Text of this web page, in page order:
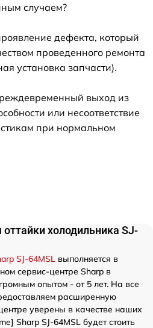
случаем?
дефекта, который
проведенного ремонта
установка запчасти).
выход из
или несоответствие
при нормальном
холодильника SJ-
SJ-64MSL выполняется в
сервис-центре Sharp в
опытом - от 5 лет. На все
расширенную
уверены в качестве наших
Sharp SJ-64MSL будет стоить